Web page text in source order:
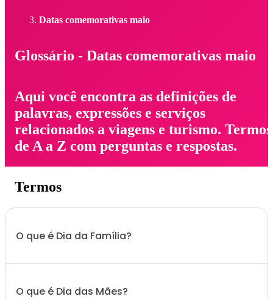
Datas comemorativas maio
Glossário - Datas comemorativas maio
Aqui você encontra as definições de
palavras, expressões e serviços
relacionados a viagens e turismo. Termos
de A a Z com perguntas e respostas.
Termos
O que é Dia da Família?
O que é Dia das Mães?